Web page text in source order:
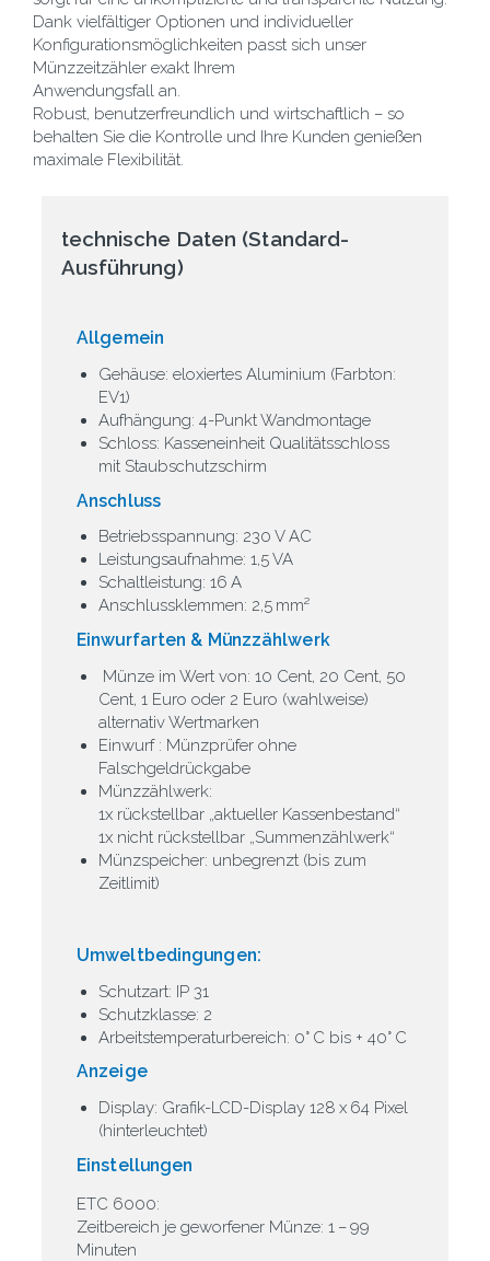
Dank vielfältiger Optionen und individueller
Konfigurationsmöglichkeiten passt sich unser
Münzzeitzähler exakt Ihrem
Anwendungsfall an.
Robust, benutzerfreundlich und wirtschaftlich – so
behalten Sie die Kontrolle und Ihre Kunden genießen
maximale Flexibilität.
technische Daten (Standard-
Ausführung)
Allgemein
Gehäuse: eloxiertes Aluminium (Farbton:
EV1)
Aufhängung: 4-Punkt Wandmontage
Schloss: Kasseneinheit Qualitätsschloss
mit Staubschutzschirm
Anschluss
Betriebsspannung: 230 V AC
Leistungsaufnahme: 1,5 VA
Schaltleistung: 16 A
Anschlussklemmen: 2,5 mm²
Einwurfarten & Münzzählwerk
Münze im Wert von: 10 Cent, 20 Cent, 50
Cent, 1 Euro oder 2 Euro (wahlweise)
alternativ Wertmarken
Einwurf : Münzprüfer ohne
Falschgeldrückgabe
Münzzählwerk:
1x rückstellbar „aktueller Kassenbestand“
1x nicht rückstellbar „Summenzählwerk“
Münzspeicher: unbegrenzt (bis zum
Zeitlimit)
Umweltbedingungen:
Schutzart: IP 31
Schutzklasse: 2
Arbeitstemperaturbereich: 0° C bis + 40° C
Anzeige
Display: Grafik-LCD-Display 128 x 64 Pixel
(hinterleuchtet)
Einstellungen
ETC 6000:
Zeitbereich je geworfener Münze: 1 – 99
Minuten